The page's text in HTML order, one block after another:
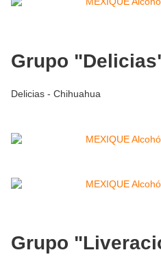
Grupo
Delicias - Chihuahua
Grupo